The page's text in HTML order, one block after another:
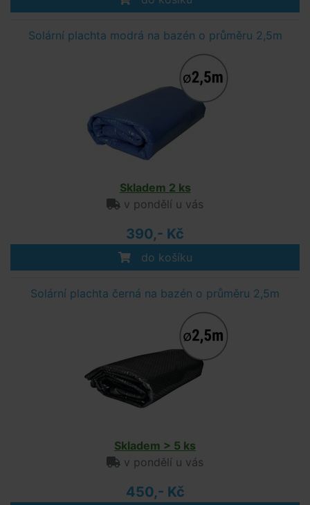
Solární plachta modrá na bazén o průměru 2,5m
Skladem 2 ks
v pondělí u vás
390,- Kč
do košíku
Solární plachta černá na bazén o průměru 2,5m
Skladem > 5 ks
v pondělí u vás
450,- Kč